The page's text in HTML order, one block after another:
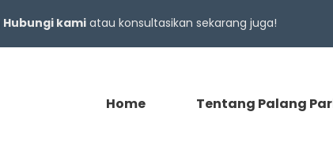
Hubungi kami atau konsultasikan sekarang juga!
Home Tentang Palang